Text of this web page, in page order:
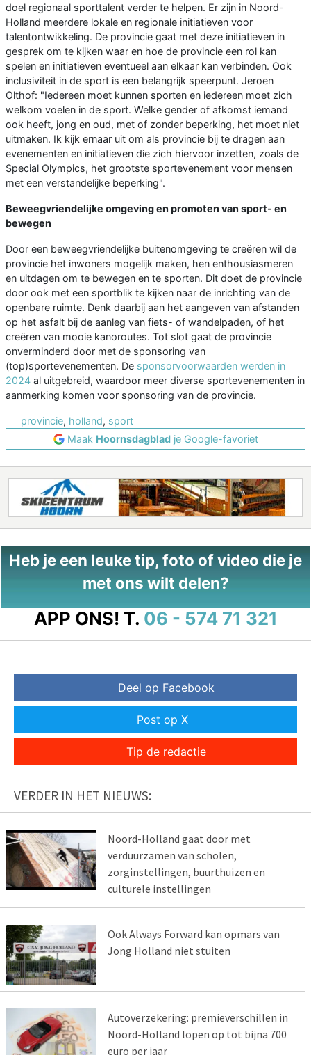
doel regionaal sporttalent verder te helpen. Er zijn in Noord-
Holland meerdere lokale en regionale initiatieven voor
talentontwikkeling. De provincie gaat met deze initiatieven in
gesprek om te kijken waar en hoe de provincie een rol kan
spelen en initiatieven eventueel aan elkaar kan verbinden. Ook
inclusiviteit in de sport is een belangrijk speerpunt. Jeroen
Olthof: "Iedereen moet kunnen sporten en iedereen moet zich
welkom voelen in de sport. Welke gender of afkomst iemand
ook heeft, jong en oud, met of zonder beperking, het moet niet
uitmaken. Ik kijk ernaar uit om als provincie bij te dragen aan
evenementen en initiatieven die zich hiervoor inzetten, zoals de
Special Olympics, het grootste sportevenement voor mensen
met een verstandelijke beperking".
Beweegvriendelijke omgeving en promoten van sport- en
bewegen
Door een beweegvriendelijke buitenomgeving te creëren wil de
provincie het inwoners mogelijk maken, hen enthousiasmeren
en uitdagen om te bewegen en te sporten. Dit doet de provincie
door ook met een sportblik te kijken naar de inrichting van de
openbare ruimte. Denk daarbij aan het aangeven van afstanden
op het asfalt bij de aanleg van fiets- of wandelpaden, of het
creëren van mooie kanoroutes. Tot slot gaat de provincie
onverminderd door met de sponsoring van
(top)sportevenementen. De sponsorvoorwaarden werden in
2024 al uitgebreid, waardoor meer diverse sportevenementen in
aanmerking komen voor sponsoring van de provincie.
provincie, holland, sport
Maak Hoornsdagbladje Google-favoriet
Heb je een leuke tip, foto of video die je
met ons wilt delen?
APP ONS! T. 06 - 574 71 321
Deel op Facebook
Post op X
Tip de redactie
VERDER IN HET NIEUWS:
Noord-Holland gaat door met
verduurzamen van scholen,
zorginstellingen, buurthuizen en
culturele instellingen
Ook Always Forward kan opmars van
Jong Holland niet stuiten
Autoverzekering: premieverschillen in
Noord-Holland lopen op tot bijna 700
euro per jaar